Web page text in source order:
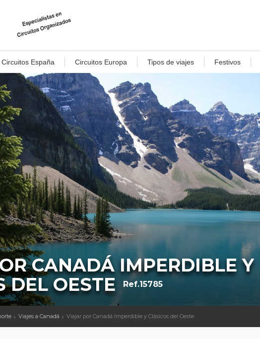
Circuitos España Circuitos Europa Tipos de viajes Festivos
CANADÁ IMPERDIBLE Y
DEL OESTE
Ref.15785
Viajes a Canadá Viajar por Canadá Imperdible y Clásicos del Oeste